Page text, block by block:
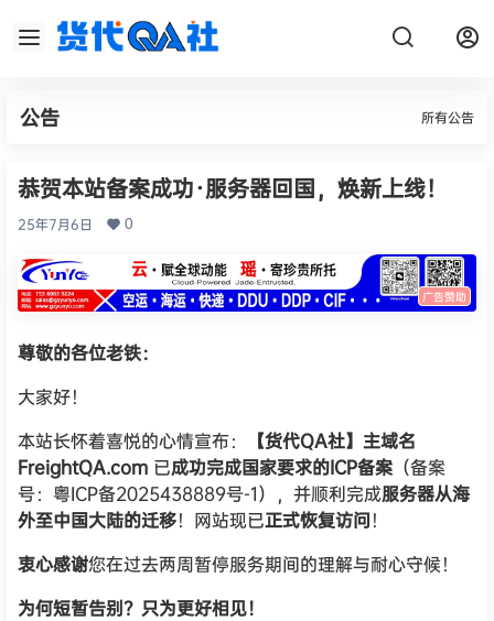
公告 所有公告
恭贺本站备案成功·服务器回国，焕新上线！
25年7月6日 0
广告赞助
尊敬的各位老铁：
大家好！
本站长怀着喜悦的心情宣布：
【货代QA社】主域名
FreightQA.com 已成功完成国家要求的ICP备案 （备案
号：粤ICP备2025438889号-1），并顺利完成服务器从海
外至中国大陆的迁移！网站现已正式恢复访问！
衷心感谢您在过去两周暂停服务期间的理解与耐心守候！
为何短暂告别？只为更好相见！